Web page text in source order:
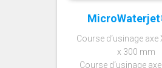
Course d‘usinage axe
x 300 mm
Course d‘usinage